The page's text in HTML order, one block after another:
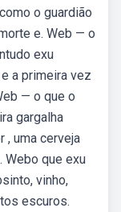
o guardião
e. Web — o
exu
a primeira vez
— o que o
gargalha
, uma cerveja
Webo que exu
vinho,
escuros.